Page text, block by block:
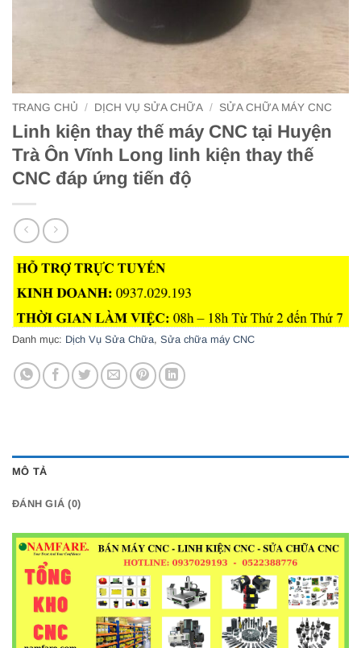
TRANG CHỦ / DỊCH VỤ SỬA CHỮA / SỬA CHỮA MÁY CNC
Linh kiện thay thế máy CNC tại Huyện
Trà Ôn Vĩnh Long linh kiện thay thế
CNC đáp ứng tiến độ
Danh mục: Dịch Vụ Sửa Chữa, Sửa chữa máy CNC
MÔ TẢ
ĐÁNH GIÁ (0)